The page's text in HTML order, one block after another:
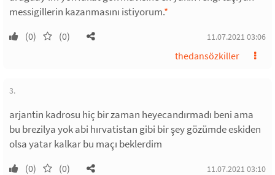
messigillerin kazanmasını istiyorum.*
(0) (0) 11.07.2021 03:06
thedansözkiller
3.
arjantin kadrosu hiç bir zaman heyecandırmadı beni ama
bu brezilya yok abi hırvatistan gibi bir şey gözümde eskiden
olsa yatar kalkar bu maçı beklerdim
(0) (0) 11.07.2021 03:10